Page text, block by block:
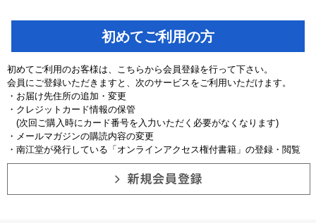
初めてご利用の方
初めてご利用のお客様は、こちらから会員登録を行って下さい。
会員にご登録いただきますと、次のサービスをご利用いただけます。
・お届け先住所の追加・変更
・クレジットカード情報の保管
(次回ご購入時にカード番号を入力いただく必要がなくなります)
・メールマガジンの購読内容の変更
・南江堂が発行している「オンラインアクセス権付書籍」の登録・閲覧